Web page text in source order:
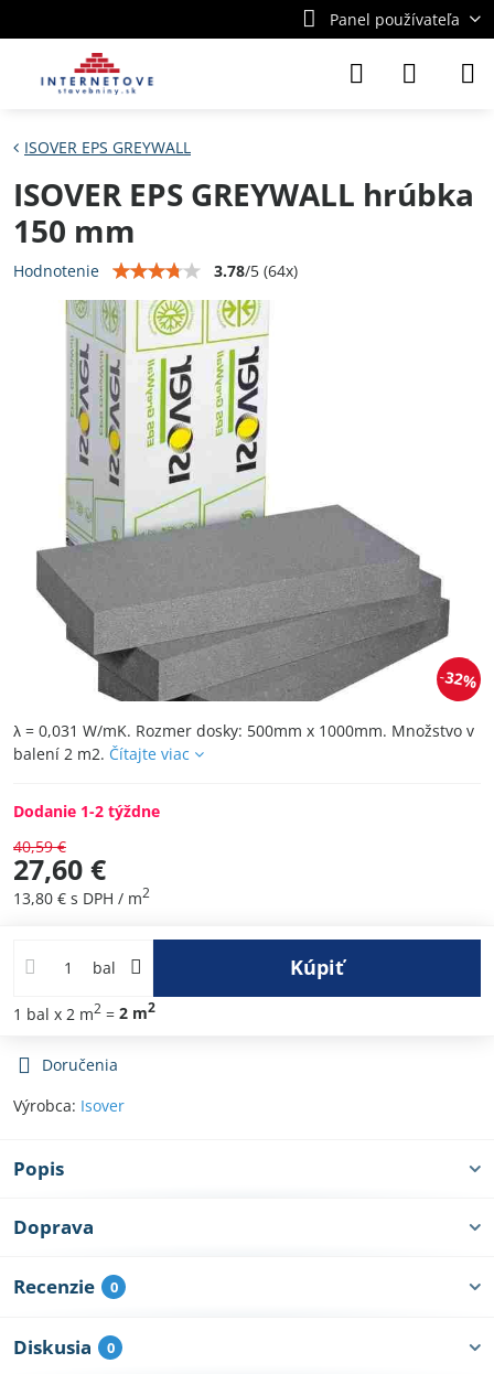
Panel používateľa
32%
ISOVER EPS GREYWALL
ISOVER EPS GREYWALL hrúbka
150 mm
Hodnotenie 3.78/5 (64x)
λ = 0,031 W/mK. Rozmer dosky: 500mm x 1000mm. Množstvo v
balení 2 m2. Čítajte viac
Dodanie 1-2 týždne
40,59 €
27,60 €
13,80 € s DPH / m2
bal Kúpiť
1 bal x 2 m2 = 2 m2
Doručenia
Výrobca: Isover
Popis
Doprava
Recenzie 0
Diskusia 0